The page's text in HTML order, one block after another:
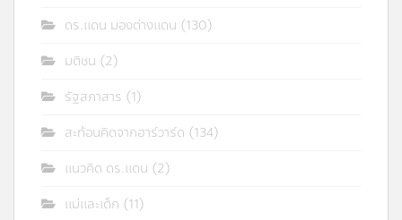
ดร.แดน มองต่างแดน (130)
มติชน (2)
รัฐสภาสาร (1)
สะท้อนคิดจากฮาร์วาร์ด (134)
แนวคิด ดร.แดน (2)
แม่และเด็ก (11)